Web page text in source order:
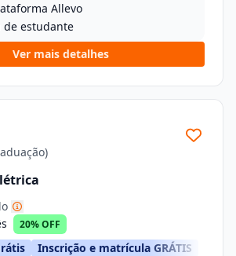
Allevo
estudante
Ver mais detalhes
20% OFF
Inscrição e matrícula GRÁTIS